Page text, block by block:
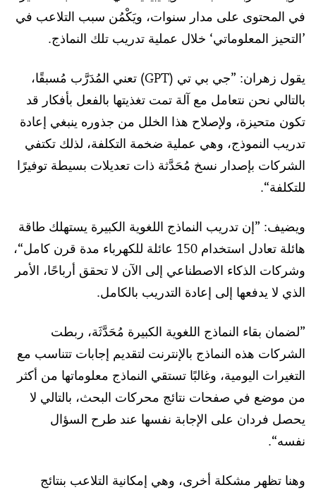
في المحتوى على مدار سنوات، ويَكْمُن سبب التلاعب في
’التحيز المعلوماتي‘ خلال عملية تدريب تلك النماذج.
يقول زهران: ”جي بي تي (GPT) تعني المُدَرَّب مُسبقًا،
بالتالي نحن نتعامل مع آلة تمت تغذيتها بالفعل بأفكار قد
تكون متحيزة، ولإصلاح هذا الخلل من جذوره ينبغي إعادة
تدريب النموذج، وهي عملية ضخمة التكلفة، لذلك تكتفي
الشركات بإصدار نسخ مُحَدَّثة ذات تعديلات بسيطة توفيرًا
للتكلفة“.
ويضيف: ”إن تدريب النماذج اللغوية الكبيرة يستهلك طاقة
هائلة تعادل استخدام 150 عائلة للكهرباء مدة قرن كامل“،
وشركات الذكاء الاصطناعي إلى الآن لا تحقق أرباحًا، الأمر
الذي لا يدفعها إلى إعادة التدريب بالكامل.
”لضمان بقاء النماذج اللغوية الكبيرة مُحَدَّثَة، ربطت
الشركات هذه النماذج بالإنترنت لتقديم إجابات تتناسب مع
التغيرات اليومية، وغالبًا تستقي النماذج معلوماتها من أكثر
من موضع في صفحات نتائج محركات البحث، بالتالي لا
يحصل فردان على الإجابة نفسها عند طرح السؤال
نفسه“.
وهنا تظهر مشكلة أخرى، وهي إمكانية التلاعب بنتائج